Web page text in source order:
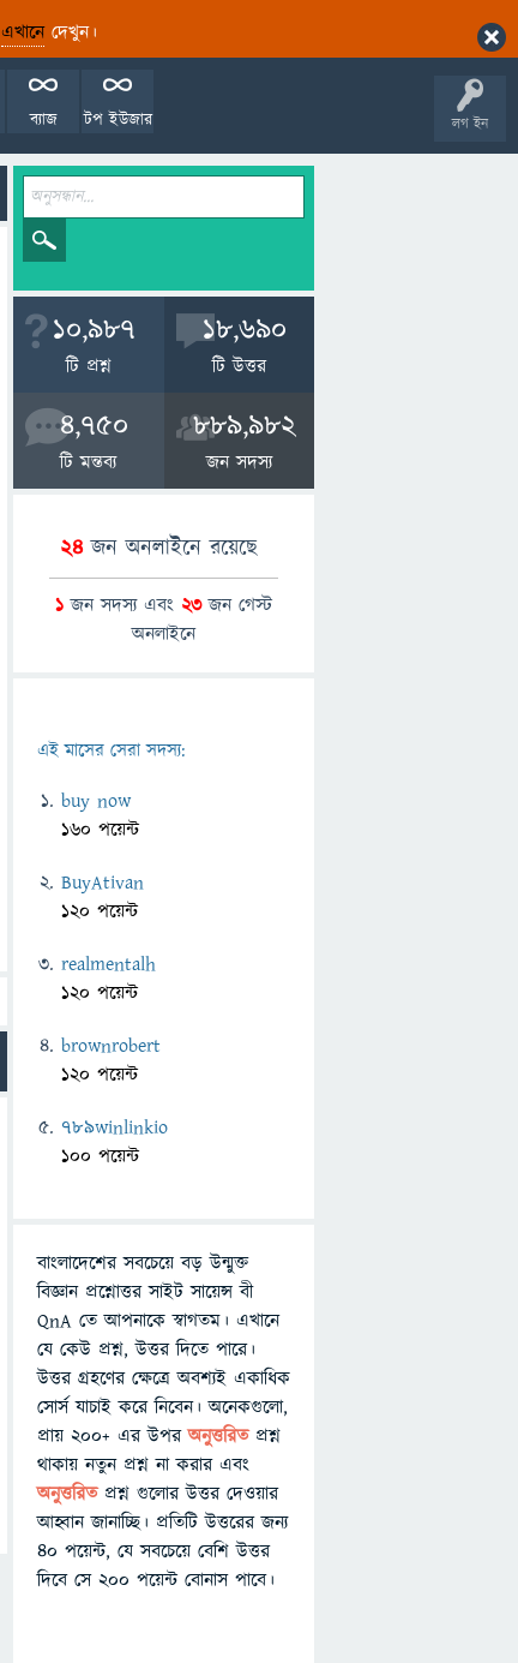
এখানেদেখুন।
লগ ইন
টপ ইউজার
ব্যাজ
10,987
টি প্রশ্ন
18,690
টি উত্তর
4,750
টি মন্তব্য
889,982
জন সদস্য
24জন অনলাইনে রয়েছে
1 জন সদস্য এবং 23জন গেস্ট
অনলাইনে
এই মাসের সেরা সদস্য:
buy now
160 পয়েন্ট
BuyAtivan
120 পয়েন্ট
realmentalh
120 পয়েন্ট
brownrobert
120 পয়েন্ট
789winlinkio
100 পয়েন্ট
বাংলাদেশের সবচেয়ে বড় উন্মুক্ত
বিজ্ঞান প্রশ্নোত্তর সাইট সায়েন্স বী
QnA তে আপনাকে স্বাগতম। এখানে
যে কেউ প্রশ্ন, উত্তর দিতে পারে।
উত্তর গ্রহণের ক্ষেত্রে অবশ্যই একাধিক
সোর্স যাচাই করে নিবেন। অনেকগুলো,
প্রায় ২০০+ এর উপরঅনুত্তরিতপ্রশ্ন
থাকায় নতুন প্রশ্ন না করার এবং
অনুত্তরিত প্রশ্ন গুলোর উত্তর দেওয়ার
আহ্বান জানাচ্ছি। প্রতিটি উত্তরের জন্য
৪০ পয়েন্ট, যে সবচেয়ে বেশি উত্তর
দিবে সে ২০০ পয়েন্ট বোনাস পাবে।